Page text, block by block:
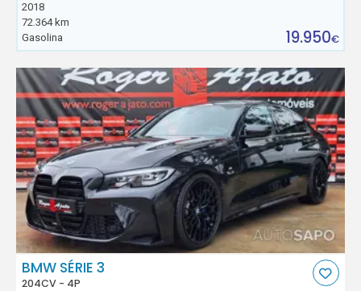
2018
72.364 km
Gasolina
19.950€
BMW SÉRIE 3
204CV - 4P